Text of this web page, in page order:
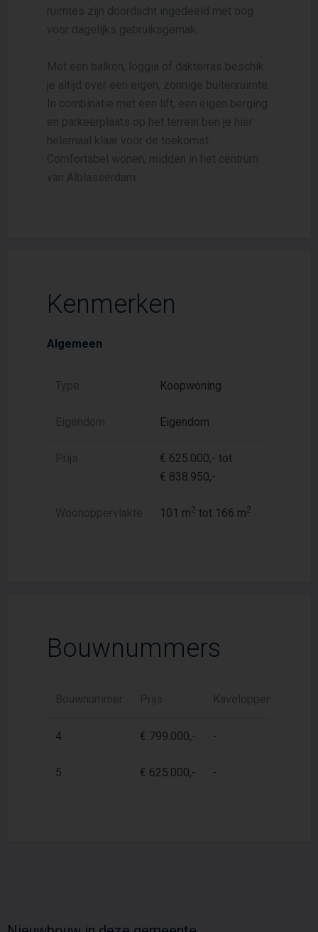
ruimtes zijn doordacht ingedeeld met oog
voor dagelijks gebruiksgemak.
Met een balkon, loggia of dakterras beschik
je altijd over een eigen, zonnige buitenruimte.
In combinatie met een lift, een eigen berging
en parkeerplaats op het terrein ben je hier
helemaal klaar voor de toekomst.
Comfortabel wonen, midden in het centrum
van Alblasserdam.
Kenmerken
Algemeen
Type Koopwoning
Eigendom Eigendom
Prijs
€ 625.000,- tot
€ 838.950,-
Woonoppervlakte 101 m2 tot 166 m2
Bouwnummers
Bouwnummer Prijs Kaveloppervlak
4 € 799.000,- -
5 € 625.000,- -